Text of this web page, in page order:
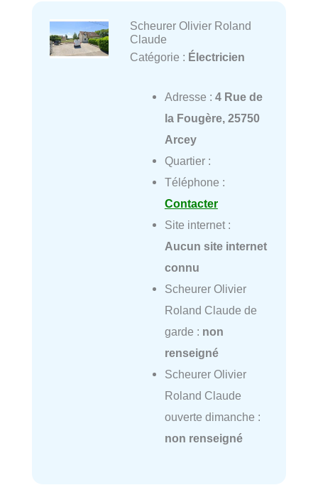
Scheurer Olivier Roland
Claude
Catégorie : Électricien
Adresse : 4 Rue de
la Fougère, 25750
Arcey
Quartier :
Téléphone :
Contacter
Site internet :
Aucun site internet
connu
Scheurer Olivier
Roland Claude de
garde : non
renseigné
Scheurer Olivier
Roland Claude
ouverte dimanche :
non renseigné